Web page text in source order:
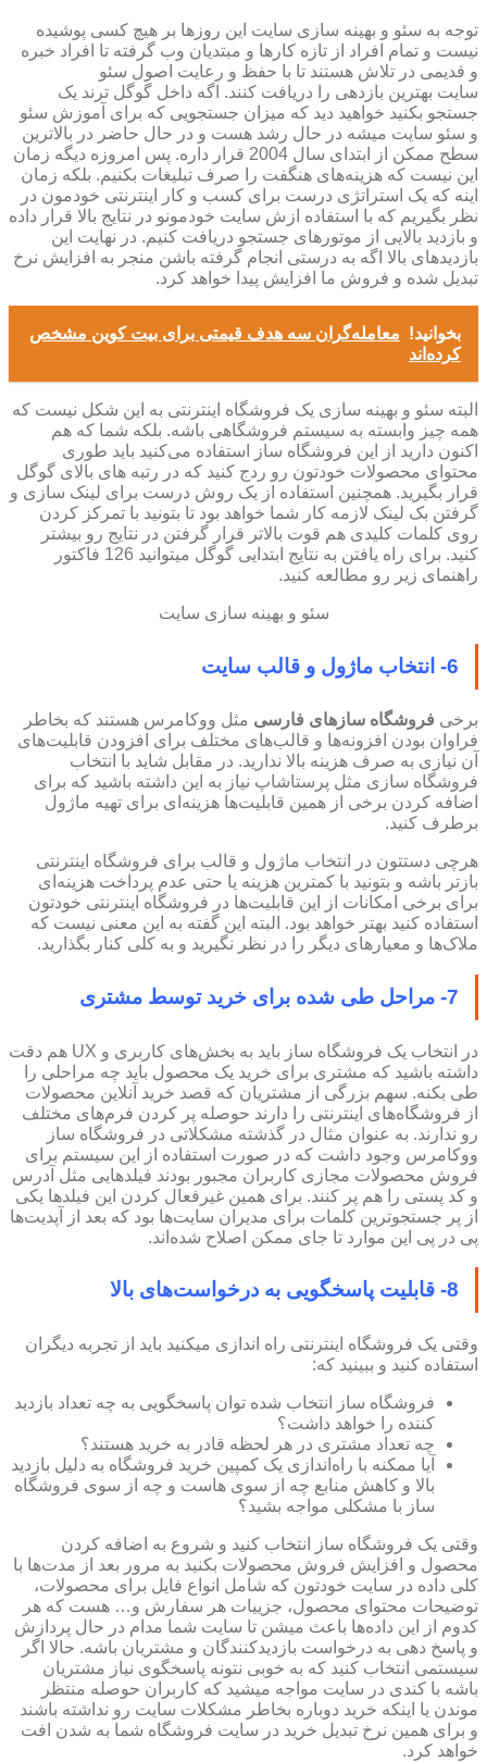
توجه به سئو و بهینه سازی سایت این روزها بر هیچ کسی پوشیده
نیست و تمام افراد از تازه کارها و مبتدیان وب گرفته تا افراد خبره
و قدیمی در تلاش هستند تا با حفظ و رعایت اصول سئو
سایت بهترین بازدهی را دریافت کنند. اگه داخل گوگل ترند یک
جستجو بکنید خواهید دید که میزان جستجویی که برای آموزش سئو
و سئو سایت میشه در حال رشد هست و در حال حاضر در بالاترین
سطح ممکن از ابتدای سال 2004 قرار داره. پس امروزه دیگه زمان
این نیست که هزینه‌های هنگفت را صرف تبلیغات بکنیم. بلکه زمان
اینه که یک استراتژی درست برای کسب و کار اینترنتی خودمون در
نظر بگیریم که با استفاده ازش سایت خودمونو در نتایج بالا قرار داده
و بازدید بالایی از موتورهای جستجو دریافت کنیم. در نهایت این
بازدیدهای بالا اگه به درستی انجام گرفته باشن منجر به افزایش نرخ
تبدیل شده و فروش ما افزایش پیدا خواهد کرد.
بخوانید! معامله‌گران سه هدف قیمتی برای بیت‌ کوین مشخص
کرده‌اند
البته سئو و بهینه سازی یک فروشگاه اینترنتی به این شکل نیست که
همه چیز وابسته به سیستم فروشگاهی باشه. بلکه شما که هم
اکنون دارید از این فروشگاه ساز استفاده می‌کنید باید طوری
محتوای محصولات خودتون رو ردج کنید که در رتبه های بالای گوگل
قرار بگیرید. همچنین استفاده از یک روش درست برای لینک سازی و
گرفتن بک لینک لازمه کار شما خواهد بود تا بتونید با تمرکز کردن
روی کلمات کلیدی هم قوت بالاتر قرار گرفتن در نتایج رو بیشتر
کنید. برای راه یافتن به نتایج ابتدایی گوگل میتوانید 126 فاکتور
راهنمای زیر رو مطالعه کنید.
سئو و بهینه سازی سایت
6- انتخاب ماژول و قالب سایت
برخی فروشگاه سازهای فارسی مثل ووکامرس هستند که بخاطر
فراوان بودن افزونه‌ها و قالب‌های مختلف برای افزودن قابلیت‌های
آن نیازی به صرف هزینه بالا ندارید. در مقابل شاید با انتخاب
فروشگاه سازی مثل پرستاشاپ نیاز به این داشته باشید که برای
اضافه کردن برخی از همین قابلیت‌ها هزینه‌ای برای تهیه ماژول
برطرف کنید.
هرچی دستتون در انتخاب ماژول و قالب برای فروشگاه اینترنتی
بازتر باشه و بتونید با کمترین هزینه یا حتی عدم پرداخت هزینه‌ای
برای برخی امکانات از این قابلیت‌ها در فروشگاه اینترنتی خودتون
استفاده کنید بهتر خواهد بود. البته این گفته به این معنی نیست که
ملاک‌ها و معیارهای دیگر را در نظر نگیرید و به کلی کنار بگذارید.
7- مراحل طی شده برای خرید توسط مشتری
در انتخاب یک فروشگاه ساز باید به بخش‌های کاربری و UX هم دقت
داشته باشید که مشتری برای خرید یک محصول باید چه مراحلی را
طی بکنه. سهم بزرگی از مشتریان که قصد خرید آنلاین محصولات
از فروشگاه‌های اینترنتی را دارند حوصله پر کردن فرم‌های مختلف
رو ندارند. به عنوان مثال در گذشته مشکلاتی در فروشگاه ساز
ووکامرس وجود داشت که در صورت استفاده از این سیستم برای
فروش محصولات مجازی کاربران مجبور بودند فیلدهایی مثل آدرس
و کد پستی را هم پر کنند. برای همین غیرفعال کردن این فیلدها یکی
از پر جستجوترین کلمات برای مدیران سایت‌ها بود که بعد از آپدیت‌ها
پی در پی این موارد تا جای ممکن اصلاح شده‌اند.
8- قابلیت پاسخگویی به درخواست‌های بالا
وقتی یک فروشگاه اینترنتی راه اندازی میکنید باید از تجربه دیگران
استفاده کنید و ببینید که:
فروشگاه ساز انتخاب شده توان پاسخگویی به چه تعداد بازدید
کننده را خواهد داشت؟
چه تعداد مشتری در هر لحظه قادر به خرید هستند؟
آیا ممکنه با راه‌اندازی یک کمپین خرید فروشگاه به دلیل بازدید
بالا و کاهش منابع چه از سوی هاست و چه از سوی فروشگاه
ساز با مشکلی مواجه بشید؟
وقتی یک فروشگاه ساز انتخاب کنید و شروع به اضافه کردن
محصول و افزایش فروش محصولات بکنید به مرور بعد از مدت‌ها با
کلی داده در سایت خودتون که شامل انواع فایل برای محصولات،
توضیحات محتوای محصول، جزییات هر سفارش و… هست که هر
کدوم از این داده‌ها باعث میشن تا سایت شما مدام در حال پردازش
و پاسخ دهی به درخواست بازدیدکنندگان و مشتریان باشه. حالا اگر
سیستمی انتخاب کنید که به خوبی نتونه پاسخگوی نیاز مشتریان
باشه با کندی در سایت مواجه میشید که کاربران حوصله منتظر
موندن یا اینکه خرید دوباره بخاطر مشکلات سایت رو نداشته باشند
و برای همین نرخ تبدیل خرید در سایت فروشگاه شما به شدن افت
خواهد کرد.